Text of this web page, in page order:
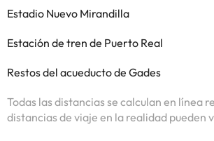
Estadio Nuevo Mirandilla
Estación de tren de Puerto Real
Restos del acueducto de Gades
Todas las distancias se calculan en línea
distancias de viaje en la realidad pueden